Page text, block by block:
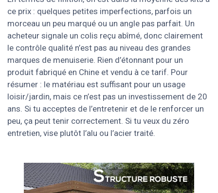
ce prix : quelques petites imperfections, parfois un
morceau un peu marqué ou un angle pas parfait. Un
acheteur signale un colis reçu abîmé, donc clairement
le contrôle qualité n’est pas au niveau des grandes
marques de menuiserie. Rien d’étonnant pour un
produit fabriqué en Chine et vendu à ce tarif. Pour
résumer : le matériau est suffisant pour un usage
loisir/jardin, mais ce n’est pas un investissement de 20
ans. Si tu acceptes de l’entretenir et de le renforcer un
peu, ça peut tenir correctement. Si tu veux du zéro
entretien, vise plutôt l’alu ou l’acier traité.